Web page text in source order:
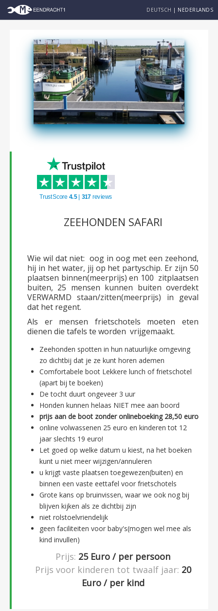
DEUTSCH | NEDERLANDS
TrustScore 4.5| 317reviews
ZEEHONDEN SAFARI
Wie wil dat niet: oog in oog met een zeehond,
hij in het water, jij op het partyschip. Er zijn 50
plaatsen binnen(meerprijs) en 100 zitplaatsen
buiten, 25 mensen kunnen buiten overdekt
VERWARMD staan/zitten(meerprijs) in geval
dat het regent.
Als er mensen frietschotels moeten eten
dienen die tafels te worden vrijgemaakt.
Zeehonden spotten in hun natuurlijke omgeving
zo dichtbij dat je ze kunt horen ademen
Comfortabele boot Lekkere lunch of frietschotel
(apart bij te boeken)
De tocht duurt ongeveer 3 uur
Honden kunnen helaas NIET mee aan boord
prijs aan de boot zonder onlineboeking 28,50 euro
online volwassenen 25 euro en kinderen tot 12
jaar slechts 19 euro!
Let goed op welke datum u kiest, na het boeken
kunt u niet meer wijzigen/annuleren
u krijgt vaste plaatsen toegewezen(buiten) en
binnen een vaste eettafel voor frietschotels
Grote kans op bruinvissen, waar we ook nog bij
blijven kijken als ze dichtbij zijn
niet rolstoelvriendelijk
geen faciliteiten voor baby's(mogen wel mee als
kind invullen)
Prijs: 25Euro / per persoon
Prijs voor kinderen tot twaalf jaar: 20
Euro / per kind